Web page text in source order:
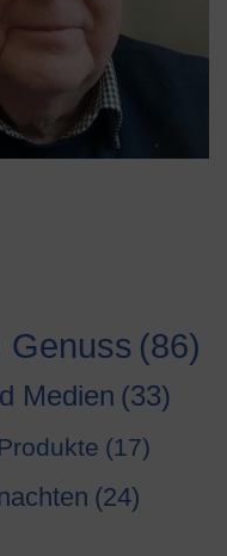
Genuss (86)
Medien (33)
Produkte (17)
(24)